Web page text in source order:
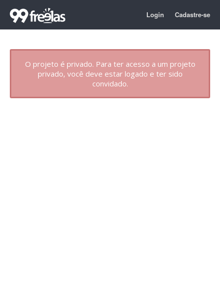
Login Cadastre-se
O projeto é privado. Para ter acesso a um projeto
privado, você deve estar logado e ter sido
convidado.